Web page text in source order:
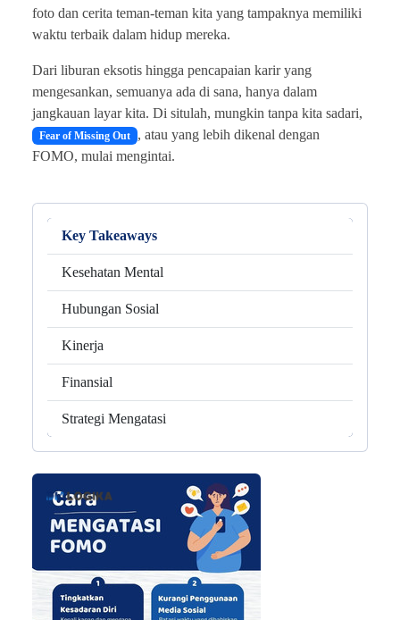
foto dan cerita teman-teman kita yang tampaknya memiliki
waktu terbaik dalam hidup mereka.
Dari liburan eksotis hingga pencapaian karir yang
mengesankan, semuanya ada di sana, hanya dalam
jangkauan layar kita. Di situlah, mungkin tanpa kita sadari,
Fear of Missing Out , atau yang lebih dikenal dengan
FOMO, mulai mengintai.
Key Takeaways
Kesehatan Mental
Hubungan Sosial
Kinerja
Finansial
Strategi Mengatasi